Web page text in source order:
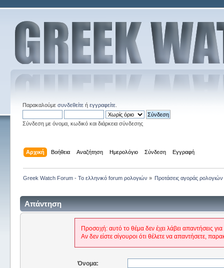
Παρακαλούμε συνδεθείτεή εγγραφείτε.
Σύνδεση με όνομα, κωδικό και διάρκεια σύνδεσης
Αρχική Βοήθεια Αναζήτηση Ημερολόγιο Σύνδεση Εγγραφή
Greek Watch Forum - Το ελληνικό forum ρολογιών » Προτάσεις αγοράς ρολογιών
Απάντηση
Προσοχή: αυτό το θέμα δεν έχει λάβει απαντήσεις
Αν δεν είστε σίγουροι ότι θέλετε να απαντήσετε,
Όνομα: